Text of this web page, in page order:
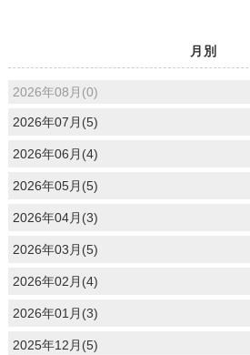
月別
2026年08月(0)
2026年07月(5)
2026年06月(4)
2026年05月(5)
2026年04月(3)
2026年03月(5)
2026年02月(4)
2026年01月(3)
2025年12月(5)